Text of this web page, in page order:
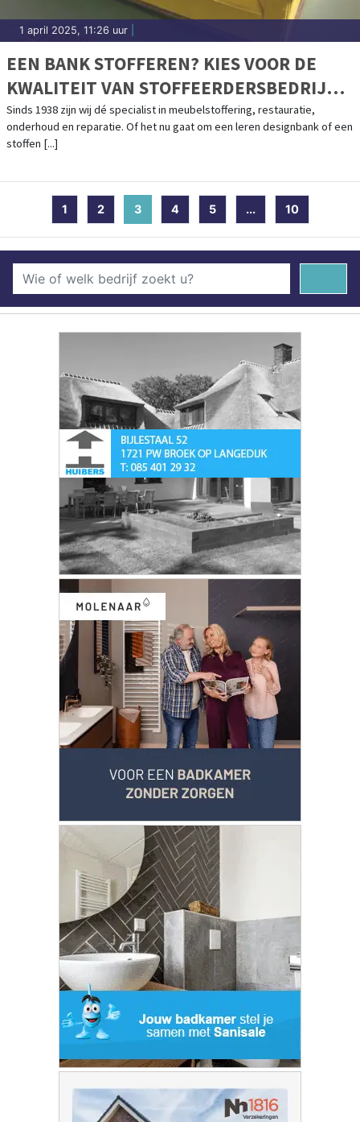
1 april 2025, 11:26 uur
EEN BANK STOFFEREN? KIES VOOR DE
KWALITEIT VAN STOFFEERDERSBEDRIJF
VAN ZETTEN
Sinds 1938 zijn wij dé specialist in meubelstoffering, restauratie,
onderhoud en reparatie. Of het nu gaat om een leren designbank of een
stoffen [...]
1 2 3(current)
4 5 ... 10